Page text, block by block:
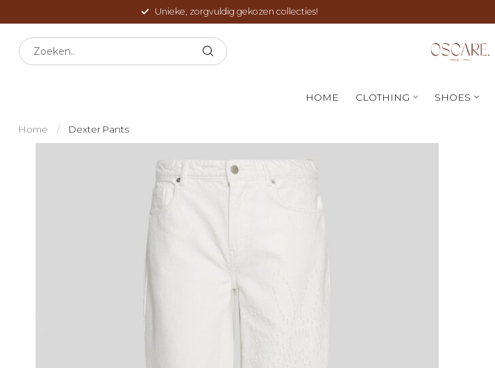
Unieke, zorgvuldig gekozen collecties!
HOME CLOTHING SHOES
Home / Dexter Pants